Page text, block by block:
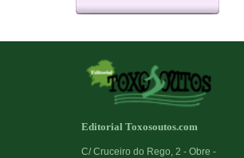
Editorial Toxosoutos.com
C/ Cruceiro do Rego, 2 - Obre -